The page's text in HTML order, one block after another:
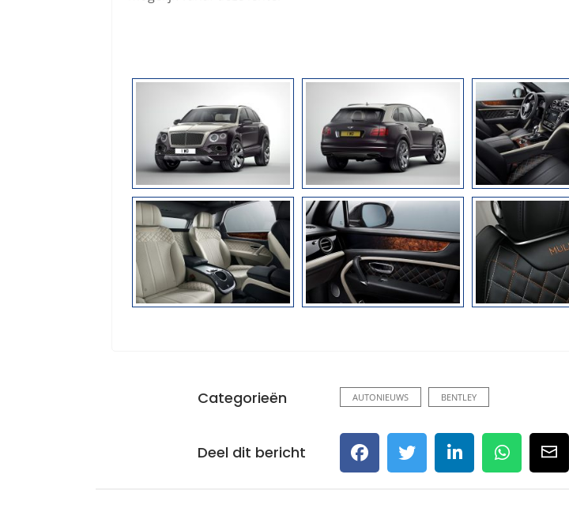
Categorieën AUTONIEUWS BENTLEY
Deel dit bericht